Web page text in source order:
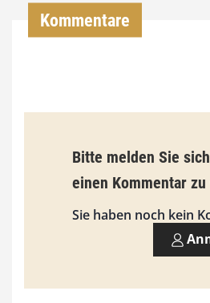
€
i
s
9
0
Kommentare
Bitte melden Sie
einen Kommentar
Sie haben noch kein